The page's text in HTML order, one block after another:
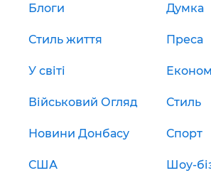
Блоги Думка
Стиль життя Преса
У світі
Військовий Огляд Стиль
Новини Донбасу Спорт
США Шоу-